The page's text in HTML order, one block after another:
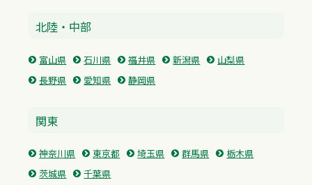
北陸・中部
富山県 石川県 福井県 新潟県
山梨県
長野県
愛知県 静岡県
関東
神奈川県 東京都 埼玉県 群馬県
栃木県
茨城県
千葉県